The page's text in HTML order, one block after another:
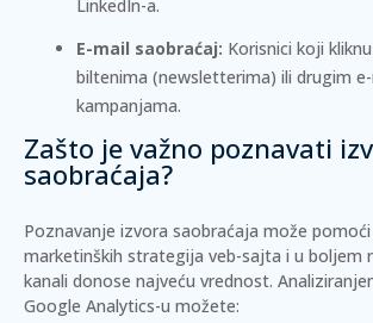
LinkedIn-a.
E-mail saobraćaj: Korisnici koji
biltenima (newsletterima) ili drugim
kampanjama.
Zašto je važno poznavati
saobraćaja?
Poznavanje izvora saobraćaja može
marketinških strategija veb-sajta i u boljem
kanali donose najveću vrednost.
Google Analytics-u možete: